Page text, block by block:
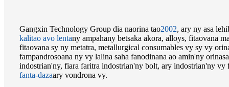
Gangxin Technology Group dia naorina tao2002, ary ny asa
kalitao avo lentany ampahany betsaka akora, alloys, fitaovana
fitaovana sy ny metatra, metallurgical consumables vy sy vy
fampandrosoana ny vy lalina saha fanodinana ao amin'ny
indostrian'ny, fiara faritra indostrian'ny bolt, ary indostrian'ny vy
fanta-dazaary vondrona vy.